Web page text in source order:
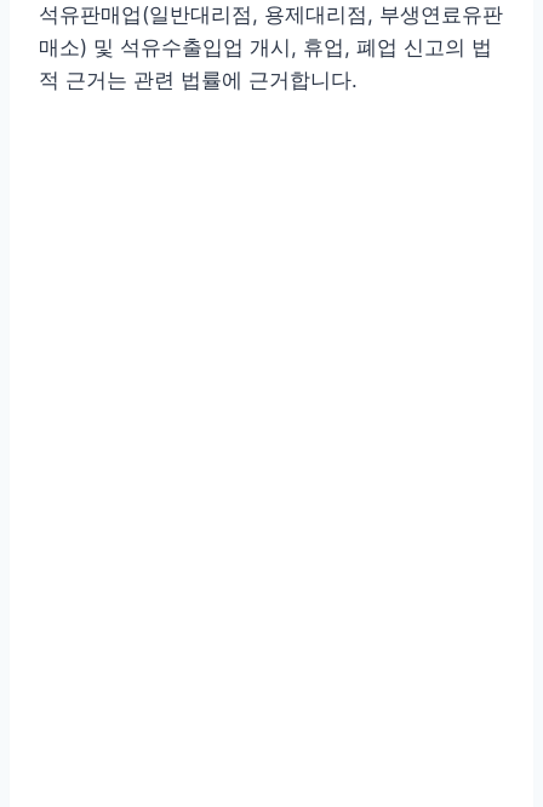
석유판매업(일반대리점, 용제대리점, 부생연료유판
매소) 및 석유수출입업 개시, 휴업, 폐업 신고의 법
적 근거는 관련 법률에 근거합니다.